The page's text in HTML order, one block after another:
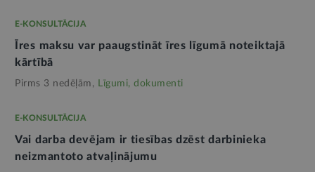
E-KONSULTĀCIJA
Īres maksu var paaugstināt īres līgumā noteiktajā
kārtībā
Pirms 3 nedēļām, Līgumi, dokumenti
E-KONSULTĀCIJA
Vai darba devējam ir tiesības dzēst darbinieka
neizmantoto atvaļinājumu